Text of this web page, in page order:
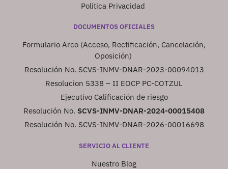
Politica Privacidad
DOCUMENTOS OFICIALES
Formulario Arco (Acceso, Rectificación, Cancelación,
Oposición)
Resolución No. SCVS-INMV-DNAR-2023-00094013
Resolucion 5338 – II EOCP PC-COTZUL
Ejecutivo Calificación de riesgo
Resolución No. SCVS-INMV-DNAR-2024-00015408
Resolución No. SCVS-INMV-DNAR-2026-00016698
SERVICIO AL CLIENTE
Nuestro Blog